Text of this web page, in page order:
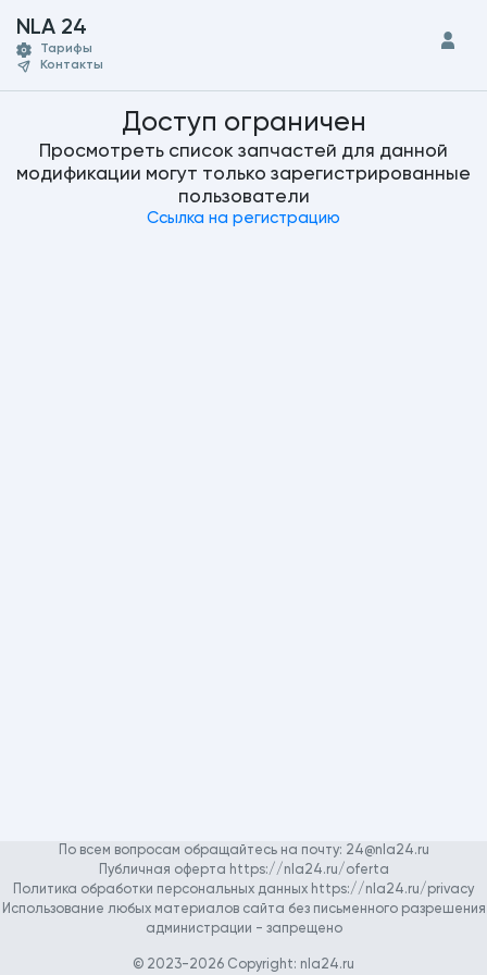
NLA 24
Тарифы
Контакты
Доступ ограничен
Просмотреть список запчастей для данной
модификации могут только зарегистрированные
пользователи
Ссылка на регистрацию
По всем вопросам обращайтесь на почту: 24@nla24.ru
Публичная оферта https://nla24.ru/oferta
Политика обработки персональных данных https://nla24.ru/privacy
Использование любых материалов сайта без письменного разрешения
администрации - запрещено
© 2023-2026 Copyright: nla24.ru